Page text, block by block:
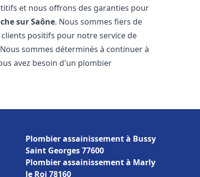
et nous offrons des garanties pour
sur Saône. Nous sommes fiers de
positifs pour notre service de
sommes déterminés à continuer à
avez besoin d'un plombier
Plombier assainissement à Bussy
Saint Georges 77600
Plombier assainissement à Marly
le Roi 78160